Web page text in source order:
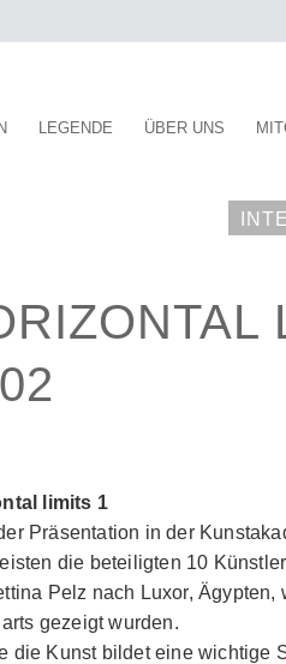
LEGENDE ÜBER UNS
limits 1
Präsentation in der
die beteiligten 10
Pelz nach Luxor,
gezeigt wurden.
die Kunst bildet eine wichtige